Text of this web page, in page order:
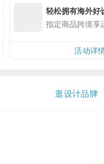
轻松拥有海外好
指定商品跨境享
活动详
逛设计品牌